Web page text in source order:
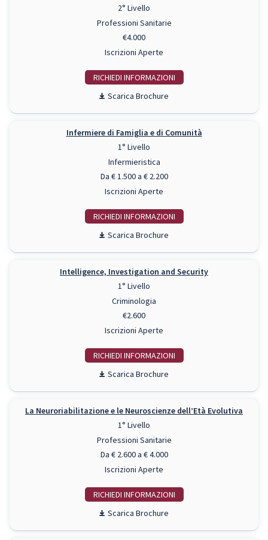
2° Livello
Professioni Sanitarie
€4.000
Iscrizioni Aperte
RICHIEDI INFO
Scarica Brochure
Infermiere di Famiglia e di Comunità
1° Livello
Infermieristica
Da € 1.500 a € 2.200
Iscrizioni Aperte
RICHIEDI INFO
Scarica Brochure
Intelligence, Investigation and Security
1° Livello
Criminologia
€2.600
Iscrizioni Aperte
RICHIEDI INFO
Scarica Brochure
La Neuroriabilitazione e le Neuroscienze dell’Età Evolutiva
1° Livello
Professioni Sanitarie
Da € 2.600 a € 4.000
Iscrizioni Aperte
RICHIEDI INFO
Scarica Brochure